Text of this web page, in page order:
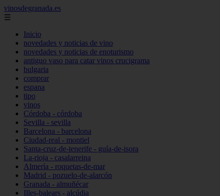
vinosdegranada.es
☰
Inicio
novedades y noticias de vino
novedades y noticias de enoturismo
antiguo vaso para catar vinos crucigrama
bulgaria
comprar
espana
tipo
vinos
Córdoba - córdoba
Sevilla - sevilla
Barcelona - barcelona
Ciudad-real - montiel
Santa-cruz-de-tenerife - guía-de-isora
La-rioja - casalarreina
Almería - roquetas-de-mar
Madrid - pozuelo-de-alarcón
Granada - almuñécar
Illes-balears - alcúdia